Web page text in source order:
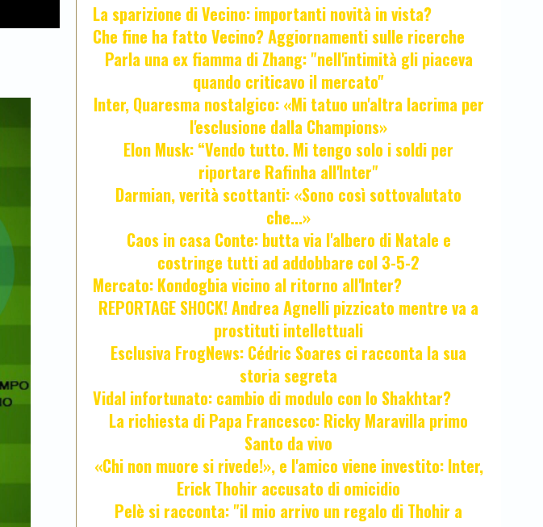
La sparizione di Vecino: importanti novità in vista?
Che fine ha fatto Vecino? Aggiornamenti sulle ricerche
Parla una ex fiamma di Zhang: "nell'intimità gli piaceva
quando criticavo il mercato"
Inter, Quaresma nostalgico: «Mi tatuo un'altra lacrima per
l'esclusione dalla Champions»
Elon Musk: “Vendo tutto. Mi tengo solo i soldi per
riportare Rafinha all'Inter"
Darmian, verità scottanti: «Sono così sottovalutato
che...»
Caos in casa Conte: butta via l'albero di Natale e
costringe tutti ad addobbare col 3-5-2
Mercato: Kondogbia vicino al ritorno all'Inter?
REPORTAGE SHOCK! Andrea Agnelli pizzicato mentre va a
prostituti intellettuali
Esclusiva FrogNews: Cédric Soares ci racconta la sua
storia segreta
Vidal infortunato: cambio di modulo con lo Shakhtar?
La richiesta di Papa Francesco: Ricky Maravilla primo
Santo da vivo
«Chi non muore si rivede!», e l'amico viene investito: Inter,
Erick Thohir accusato di omicidio
Pelè si racconta: "il mio arrivo un regalo di Thohir a